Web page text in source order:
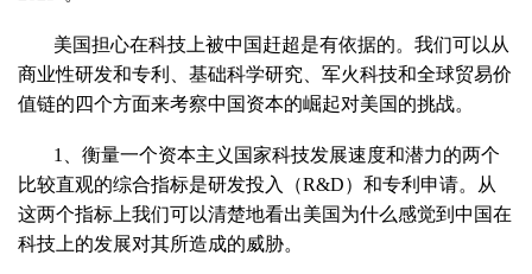
美国担心在科技上被中国赶超是有依据的。我们可以从
商业性研发和专利、基础科学研究、军火科技和全球贸易价
值链的四个方面来考察中国资本的崛起对美国的挑战。
1、衡量一个资本主义国家科技发展速度和潜力的两个
比较直观的综合指标是研发投入（R&D）和专利申请。从
这两个指标上我们可以清楚地看出美国为什么感觉到中国在
科技上的发展对其所造成的威胁。